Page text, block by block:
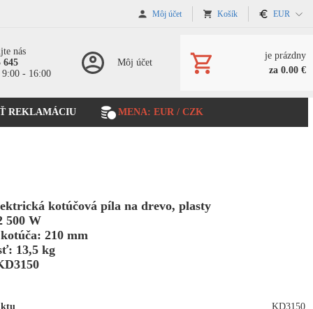
Môj účet Košík EUR
nás
645
- 16:00
Môj účet
je prázdny
za 0.00 €
REKLAMÁCIU MENA: EUR / CZK
kotúčová píla na drevo, plasty
500 W
210 mm
13,5 kg
KD3150